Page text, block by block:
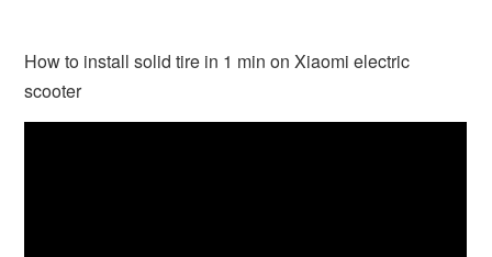
How to install solid tire in 1 min on Xiaomi electric
scooter